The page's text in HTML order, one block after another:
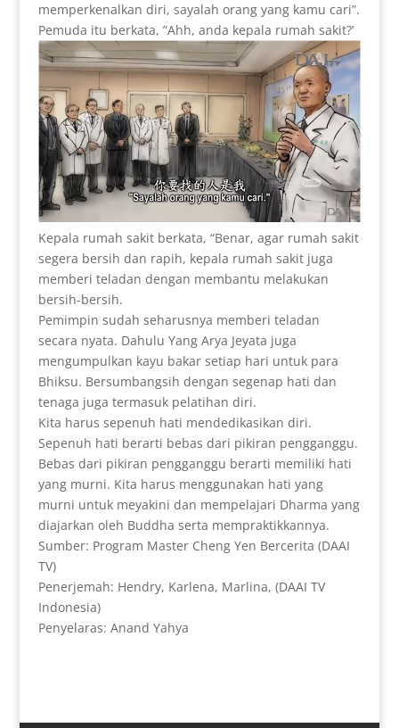
memperkenalkan diri, sayalah orang yang kamu cari”.
Pemuda itu berkata, ”Ahh, anda kepala rumah sakit?’
Kepala rumah sakit berkata, “Benar, agar rumah sakit
segera bersih dan rapih, kepala rumah sakit juga
memberi teladan dengan membantu melakukan
bersih-bersih.
Pemimpin sudah seharusnya memberi teladan
secara nyata. Dahulu Yang Arya Jeyata juga
mengumpulkan kayu bakar setiap hari untuk para
Bhiksu. Bersumbangsih dengan segenap hati dan
tenaga juga termasuk pelatihan diri.
Kita harus sepenuh hati mendedikasikan diri.
Sepenuh hati berarti bebas dari pikiran pengganggu.
Bebas dari pikiran pengganggu berarti memiliki hati
yang murni. Kita harus menggunakan hati yang
murni untuk meyakini dan mempelajari Dharma yang
diajarkan oleh Buddha serta mempraktikkannya.
Sumber: Program Master Cheng Yen Bercerita (DAAI
TV)
Penerjemah: Hendry, Karlena, Marlina, (DAAI TV
Indonesia)
Penyelaras: Anand Yahya